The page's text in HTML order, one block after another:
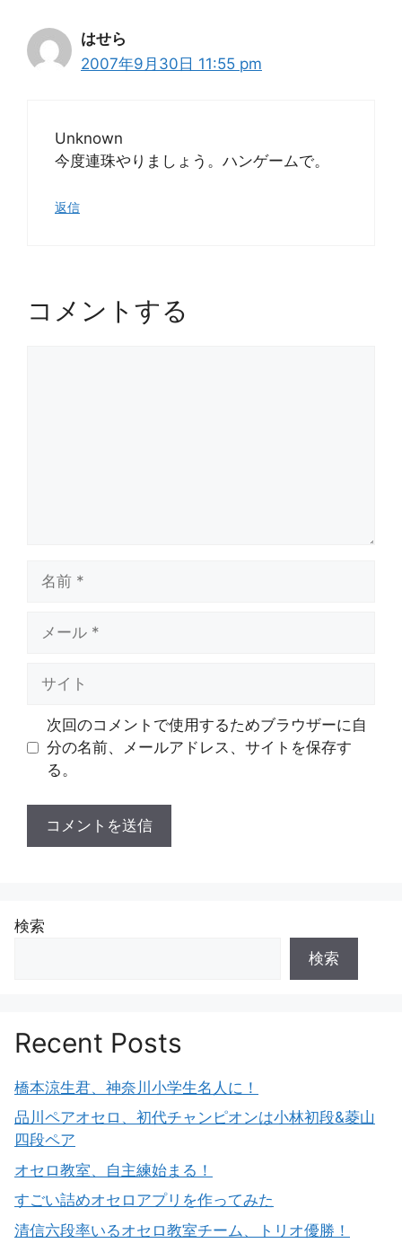
はせら
2007年9月30日 11:55 pm
Unknown
今度連珠やりましょう。ハンゲームで。
返信
コメントする
次回のコメントで使用するためブラウザーに自
分の名前、メールアドレス、サイトを保存す
る。
検索
検索
Recent Posts
橋本涼生君、神奈川小学生名人に！
品川ペアオセロ、初代チャンピオンは小林初段&菱山
四段ペア
オセロ教室、自主練始まる！
すごい詰めオセロアプリを作ってみた
清信六段率いるオセロ教室チーム、トリオ優勝！